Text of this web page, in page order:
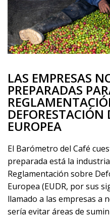
LAS EMPRESAS
PREPARADAS
EUROPEA
El Barómetro del Café
preparada está la
Reglamentación sobre
Europea (EUDR, por sus
llamado a las empresas a
sería evitar áreas de